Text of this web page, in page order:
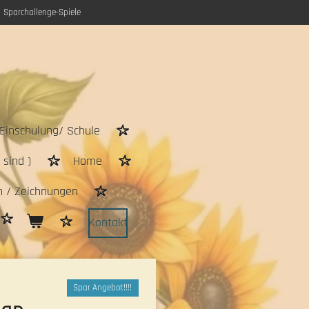
Sparchallenge-Spiele
Schule
)
Home
/ Zeichnungen
Kontakt
Spar Angebot!!!!